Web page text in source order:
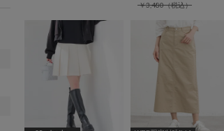
￥3,480（税込）